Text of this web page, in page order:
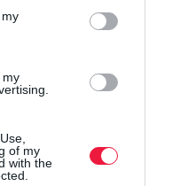
my
of my
with the